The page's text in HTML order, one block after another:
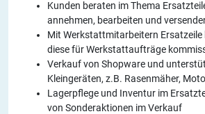
Kunden beraten im Thema
annehmen, bearbeiten und
Mit Werkstattmitarbeitern Ersatzeile
diese für Werkstattaufträge
Verkauf von Shopware und
Kleingeräten, z.B. Rasenmäher,
Lagerpflege und Inventur im
von Sonderaktionen im Verkauf